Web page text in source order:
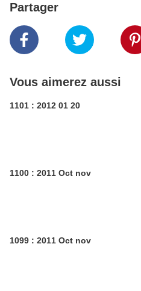
Partager
Vous aimerez aussi
1101 : 2012 01 20
1100 : 2011 Oct nov
1099 : 2011 Oct nov